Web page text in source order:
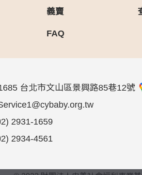
義賣
FAQ
台北市文山區景興路85巷12號
2931-1659
2934-4561